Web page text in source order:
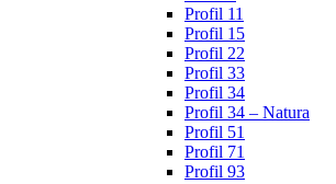
Profil 11
Profil 15
Profil 22
Profil 33
Profil 34
Profil 34 – Natura
Profil 51
Profil 71
Profil 93